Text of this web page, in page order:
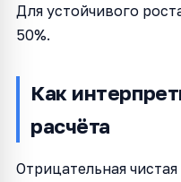
Для устойчивого
50%.
Как
расчёта
Отрицательная